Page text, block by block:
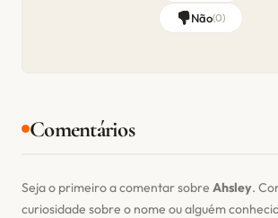
Não(0)
Comentários
Seja o primeiro a comentar sobre Ahsley.
curiosidade sobre o nome ou alguém